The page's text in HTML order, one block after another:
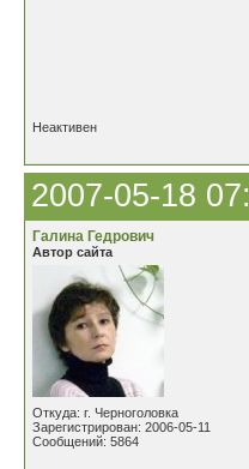
Неактивен
2007-05-18
Галина Гедрович
Автор сайта
Откуда: г. Черноголовка
Зарегистрирован: 2006-05-11
Сообщений: 5864